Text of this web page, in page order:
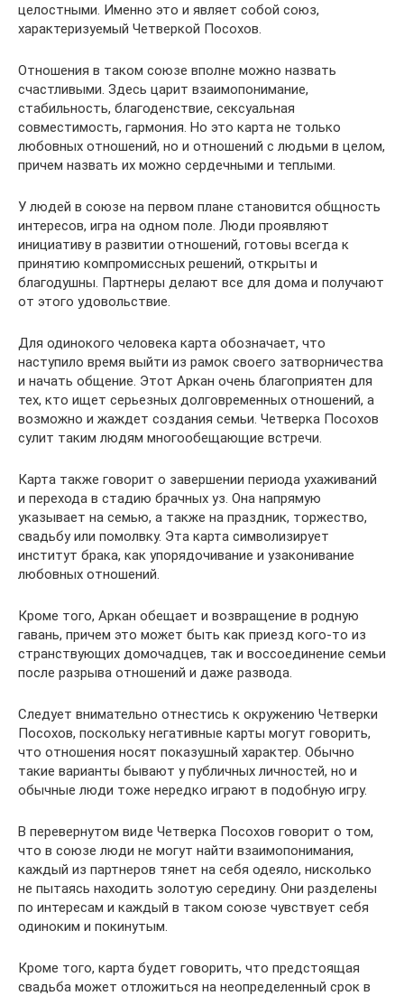
целостными. Именно это и являет собой союз,
характеризуемый Четверкой Посохов.
Отношения в таком союзе вполне можно назвать
счастливыми. Здесь царит взаимопонимание,
стабильность, благоденствие, сексуальная
совместимость, гармония. Но это карта не только
любовных отношений, но и отношений с людьми в целом,
причем назвать их можно сердечными и теплыми.
У людей в союзе на первом плане становится общность
интересов, игра на одном поле. Люди проявляют
инициативу в развитии отношений, готовы всегда к
принятию компромиссных решений, открыты и
благодушны. Партнеры делают все для дома и получают
от этого удовольствие.
Для одинокого человека карта обозначает, что
наступило время выйти из рамок своего затворничества
и начать общение. Этот Аркан очень благоприятен для
тех, кто ищет серьезных долговременных отношений, а
возможно и жаждет создания семьи. Четверка Посохов
сулит таким людям многообещающие встречи.
Карта также говорит о завершении периода ухаживаний
и перехода в стадию брачных уз. Она напрямую
указывает на семью, а также на праздник, торжество,
свадьбу или помолвку. Эта карта символизирует
институт брака, как упорядочивание и узаконивание
любовных отношений.
Кроме того, Аркан обещает и возвращение в родную
гавань, причем это может быть как приезд кого-то из
странствующих домочадцев, так и воссоединение семьи
после разрыва отношений и даже развода.
Следует внимательно отнестись к окружению Четверки
Посохов, поскольку негативные карты могут говорить,
что отношения носят показушный характер. Обычно
такие варианты бывают у публичных личностей, но и
обычные люди тоже нередко играют в подобную игру.
В перевернутом виде Четверка Посохов говорит о том,
что в союзе люди не могут найти взаимопонимания,
каждый из партнеров тянет на себя одеяло, нисколько
не пытаясь находить золотую середину. Они разделены
по интересам и каждый в таком союзе чувствует себя
одиноким и покинутым.
Кроме того, карта будет говорить, что предстоящая
свадьба может отложиться на неопределенный срок в